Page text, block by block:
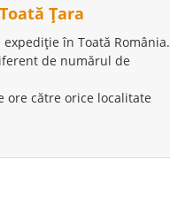
Țara
în Toată România.
de numărul de
ore către orice localitate